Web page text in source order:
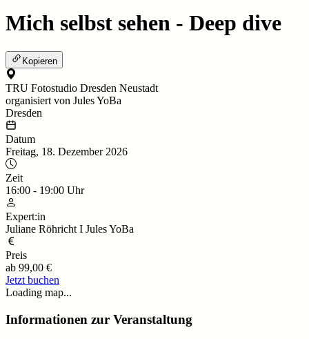
Mich selbst sehen - Deep dive
Kopieren
TRU Fotostudio Dresden Neustadt
organisiert von Jules YoBa
Dresden
Datum
Freitag, 18. Dezember 2026
Zeit
16:00 - 19:00 Uhr
Expert:in
Juliane Röhricht I Jules YoBa
Preis
ab 99,00 €
Jetzt buchen
Loading map...
Informationen zur Veranstaltung